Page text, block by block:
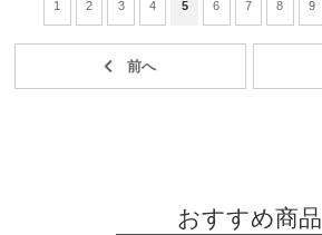
1 2 3 4 5 6 7 8 9
おすすめ商品